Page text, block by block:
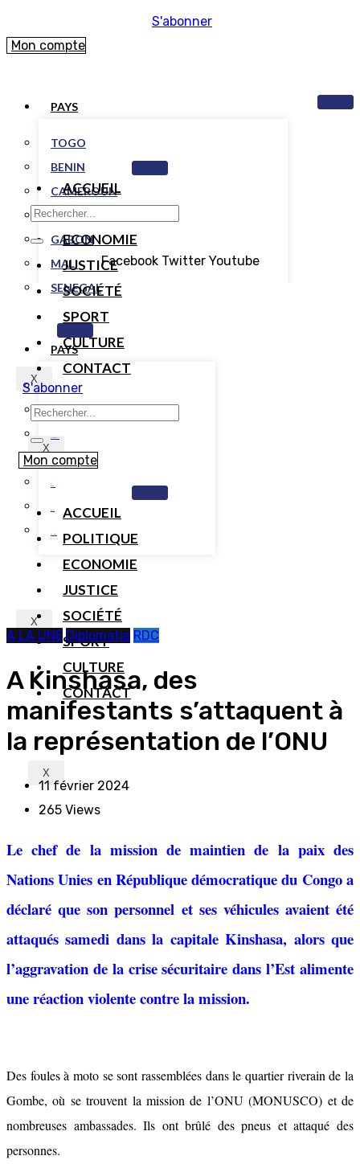
S'abonner
Mon compte
PAYS
TOGO
BENIN
CAMEROUN
COTE D’IVOIRE
GABON
MALI
SENEGAL
X
ACCUEIL
POLITIQUE
ECONOMIE
JUSTICE
SOCIÉTÉ
SPORT
CULTURE
CONTACT
X
Facebook Twitter Youtube
PAYS
X
S'abonner
Mon compte
ACCUEIL
POLITIQUE
ECONOMIE
JUSTICE
SOCIÉTÉ
SPORT
CULTURE
CONTACT
X
A LA UNE Diplomatie RDC
A Kinshasa, des
manifestants s’attaquent à
la représentation de l’ONU
11 février 2024
265 Views
Le chef de la mission de maintien de la paix des
Nations Unies en République démocratique du Congo a
déclaré que son personnel et ses véhicules avaient été
attaqués samedi dans la capitale Kinshasa, alors que
l’aggravation de la crise sécuritaire dans l’Est alimente
une réaction violente contre la mission.
Des foules à moto se sont rassemblées dans le quartier riverain de la
Gombe, où se trouvent la mission de l’ONU (MONUSCO) et de
nombreuses ambassades. Ils ont brûlé des pneus et attaqué des
personnes.